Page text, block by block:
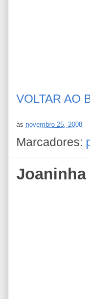
VOLTAR AO
às novembro 25, 2008
Marcadores: